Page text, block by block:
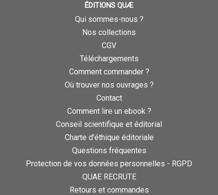
ÉDITIONS QUÆ
Qui sommes-nous ?
Nos collections
CGV
Téléchargements
Comment commander ?
Où trouver nos ouvrages ?
Contact
Comment lire un ebook ?
Conseil scientifique et éditorial
Charte d’éthique éditoriale
Questions fréquentes
Protection de vos données personnelles - RGPD
QUAE RECRUTE
Retours et commandes